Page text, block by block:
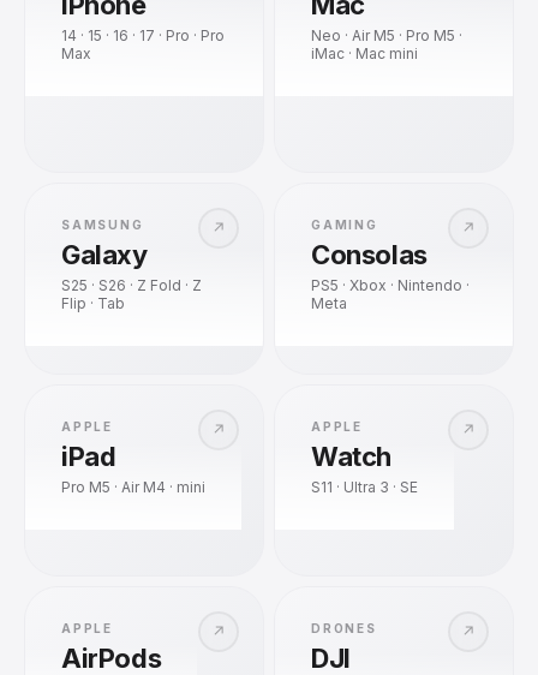
14 · 15 · 16 · 17 · Pro · Pro
Max
Neo · Air M5 · Pro M5 ·
iMac · Mac mini
↗
SAMSUNG
Galaxy
S25 · S26 · Z Fold · Z
Flip · Tab
↗
GAMING
Consolas
PS5 · Xbox · Nintendo ·
Meta
↗
APPLE
iPad
Pro M5 · Air M4 · mini
↗
APPLE
Watch
S11 · Ultra 3 · SE
↗
APPLE
AirPods
↗
DRONES
DJI